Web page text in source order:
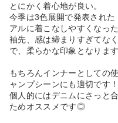
とにかく着心地が良い。
今季は3色展開で発表され
アルに着こなしやすくなっ
袖先、感は締まりすぎてな
で、柔らかな印象となりま
もちろんインナーとしての
ャンプシーンにも適切です！
個人的にはデニムにさっと
ためオススメです◎